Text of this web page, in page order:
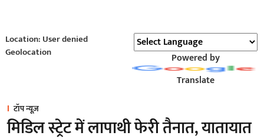
Location: User denied
Geolocation
Powered by
Translate
टॉप न्यूज़
मिडिल स्ट्रेट में लापाथी फेरी तैनात, यातायात